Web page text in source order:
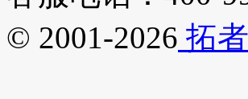
© 2001-2026 拓